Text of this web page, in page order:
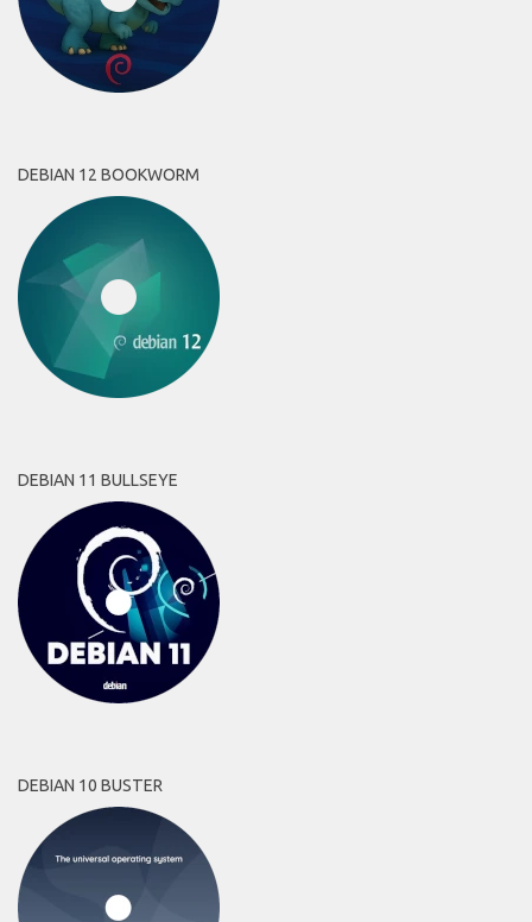
DEBIAN 12 BOOKWORM
DEBIAN 11 BULLSEYE
DEBIAN 10 BUSTER